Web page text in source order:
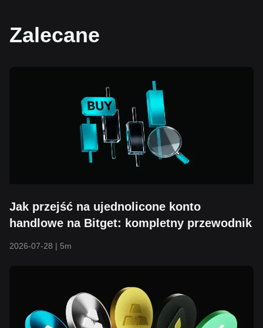
Zalecane
Jak przejść na ujednolicone konto
handlowe na Bitget: kompletny przewodnik
2026-07-28 | 5m